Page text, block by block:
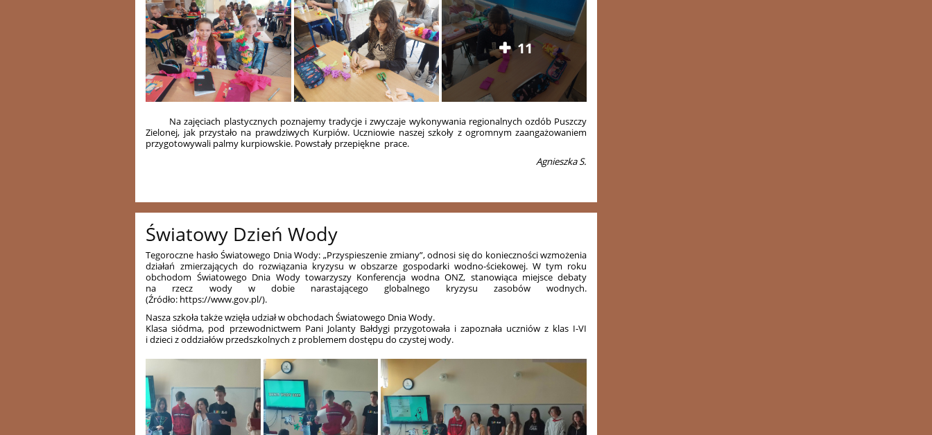
11
Na zajęciach plastycznych poznajemy tradycje i zwyczaje wykonywania regionalnych ozdób Puszczy
Zielonej, jak przystało na prawdziwych Kurpiów. Uczniowie naszej szkoły z ogromnym zaangażowaniem
przygotowywali palmy kurpiowskie. Powstały przepiękne prace.
Agnieszka S.
Światowy Dzień Wody
Tegoroczne hasło Światowego Dnia Wody: „Przyspieszenie zmiany”, odnosi się do konieczności wzmożenia
działań zmierzających do rozwiązania kryzysu w obszarze gospodarki wodno-ściekowej. W tym roku
obchodom Światowego Dnia Wody towarzyszy Konferencja wodna ONZ, stanowiąca miejsce debaty
na rzecz wody w dobie narastającego globalnego kryzysu zasobów wodnych.
(Źródło: https://www.gov.pl/).
Nasza szkoła także wzięła udział w obchodach Światowego Dnia Wody.
Klasa siódma, pod przewodnictwem Pani Jolanty Bałdygi przygotowała i zapoznała uczniów z klas I-VI
i dzieci z oddziałów przedszkolnych z problemem dostępu do czystej wody.